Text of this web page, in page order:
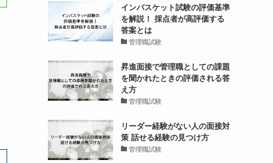
インバスケット試験の評価基準
を解説！ 採点者が高評価する
答案とは
管理職試験
昇進面接で管理職としての課題
を聞かれたときの評価される答
え方
管理職試験
リーダー経験がない人の面接対
策 話せる経験の見つけ方
管理職試験